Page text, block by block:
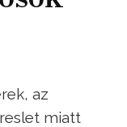
az
miatt